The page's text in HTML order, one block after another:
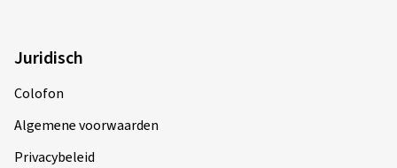
Juridisch
Colofon
Algemene voorwaarden
Privacybeleid